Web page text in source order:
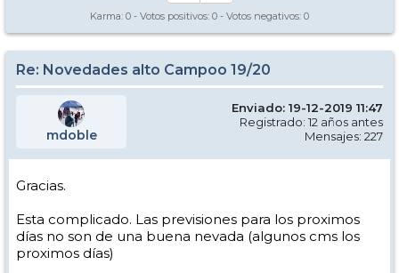
Karma: 0 - Votos positivos: 0 - Votos negativos: 0
Re: Novedades alto Campoo 19/20
mdoble
Enviado: 19-12-2019 11:47
Registrado: 12 años antes
Mensajes: 227
Gracias.
Esta complicado. Las previsiones para los proximos
días no son de una buena nevada (algunos cms los
proximos días)